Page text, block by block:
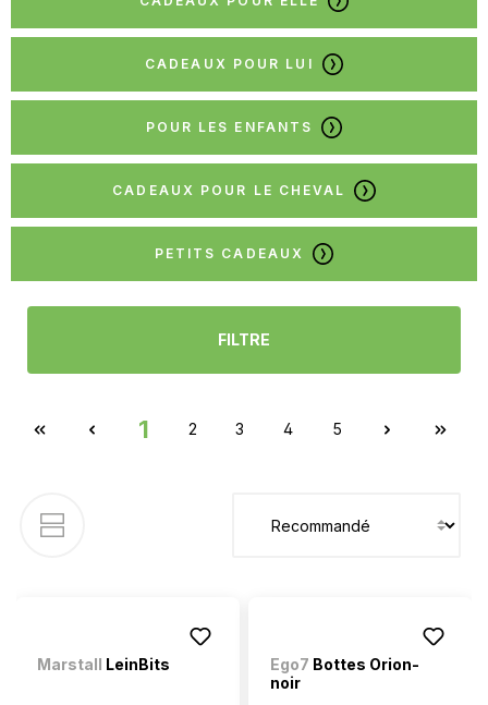
CADEAUX POUR LUI
POUR LES ENFANTS
CADEAUX POUR LE CHEVAL
PETITS CADEAUX
FILTRE
1 2 3 4 5
Marstall LeinBits Ego7 Bottes Orion-
noir